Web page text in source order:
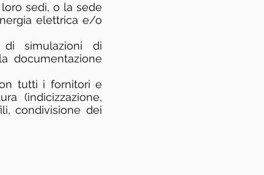
sedi, o la sede
elettrica e/o
di simulazioni di
documentazione
tutti i fornitori e
(indicizzazione,
condivisione dei